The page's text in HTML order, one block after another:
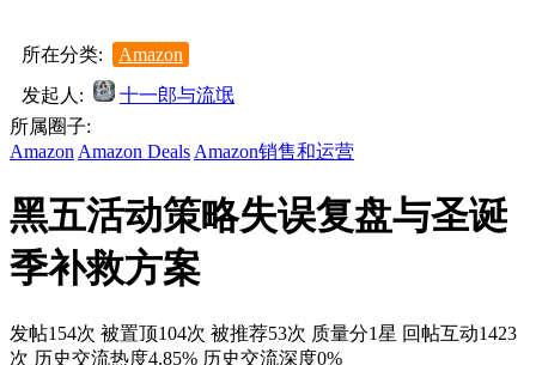
所在分类:
Amazon
发起人:
十一郎与流氓
所属圈子:
Amazon Amazon Deals Amazon销售和运营
黑五活动策略失误复盘与圣诞
季补救方案
发帖154次 被置顶104次 被推荐53次 质量分1星 回帖互动1423
次 历史交流热度4.85% 历史交流深度0%